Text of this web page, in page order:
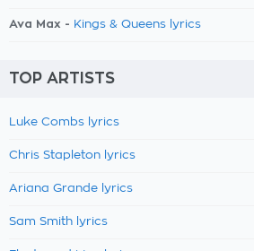
Ava Max - Kings & Queens lyrics
TOP ARTISTS
Luke Combs lyrics
Chris Stapleton lyrics
Ariana Grande lyrics
Sam Smith lyrics